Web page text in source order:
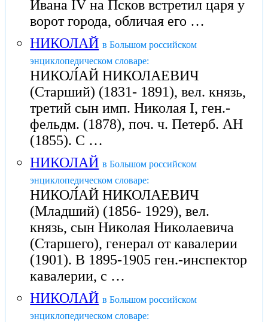
Ивана IV на Псков встретил царя у
ворот города, обличая его …
НИКОЛАЙ в Большом российском
энциклопедическом словаре:
НИКОЛ́АЙ НИКОЛАЕВИЧ
(Старший) (1831- 1891), вел. князь,
третий сын имп. Николая I, ген.-
фельдм. (1878), поч. ч. Петерб. АН
(1855). С …
НИКОЛАЙ в Большом российском
энциклопедическом словаре:
НИКОЛ́АЙ НИКОЛАЕВИЧ
(Младший) (1856- 1929), вел.
князь, сын Николая Николаевича
(Старшего), генерал от кавалерии
(1901). В 1895-1905 ген.-инспектор
кавалерии, с …
НИКОЛАЙ в Большом российском
энциклопедическом словаре: